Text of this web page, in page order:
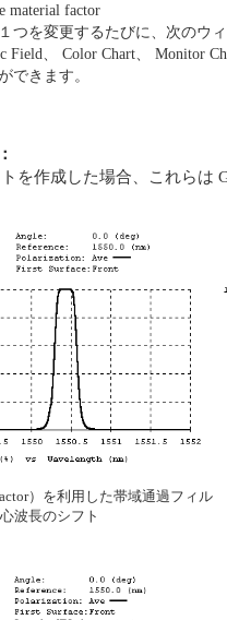
material factor
つを変更するたびに、次のウ
Field、 Color Chart、 Monitor
できます。
を作成した場合、これらは
）を利用した帯域通過フィル
波長のシフト